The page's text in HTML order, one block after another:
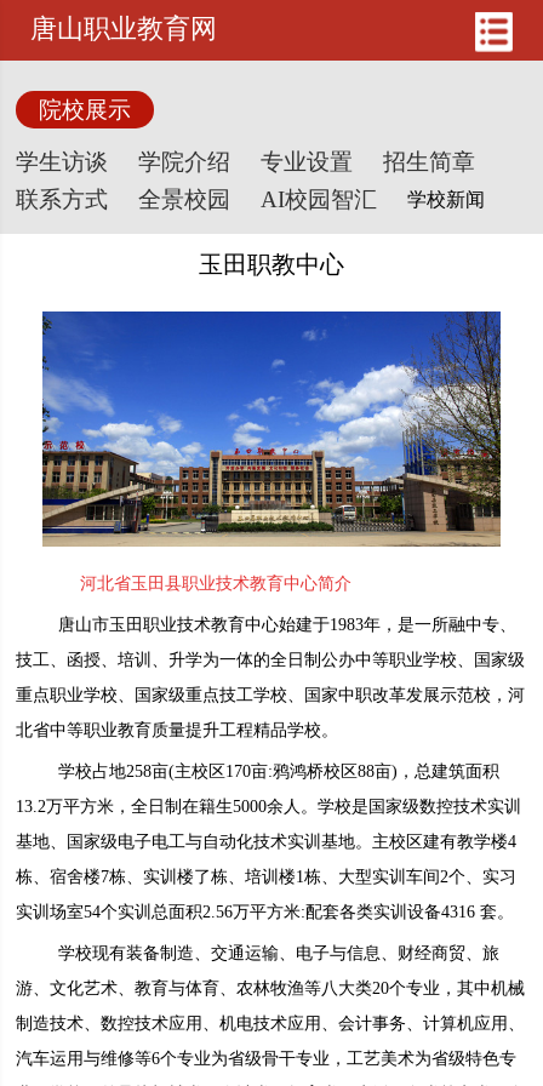
唐山职业教育网
院校展示
学生访谈 学院介绍 专业设置
招生简章
联系方式
全景校园 AI校园智汇
玉田职教中心
河北省玉田县职业技术教育中心简介
唐山市玉田职业技术教育中心始建于1983年，是一所融中专、
技工、函授、培训、升学为一体的全日制公办中等职业学校、国家级
重点职业学校、国家级重点技工学校、国家中职改革发展示范校，河
北省中等职业教育质量提升工程精品学校。
学校占地258亩(主校区170亩:鸦鸿桥校区88亩)，总建筑面积
13.2万平方米，全日制在籍生5000余人。学校是国家级数控技术实训
基地、国家级电子电工与自动化技术实训基地。主校区建有教学楼4
栋、宿舍楼7栋、实训楼了栋、培训楼1栋、大型实训车间2个、实习
实训场室54个实训总面积2.56万平方米:配套各类实训设备4316 套。
学校现有装备制造、交通运输、电子与信息、财经商贸、旅
游、文化艺术、教育与体育、农林牧渔等八大类20个专业，其中机械
制造技术、数控技术应用、机电技术应用、会计事务、计算机应用、
汽车运用与维修等6个专业为省级骨干专业，工艺美术为省级特色专